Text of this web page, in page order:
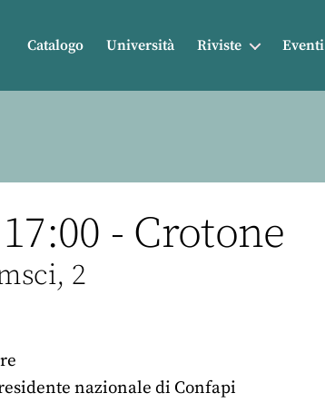
Catalogo Università Riviste Eventi
- Crotone
2
nazionale di Confapi